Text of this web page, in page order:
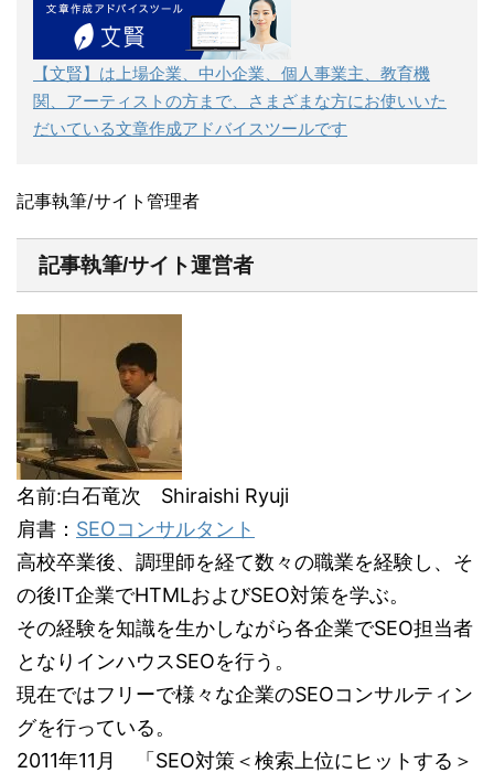
【文賢】は上場企業、中小企業、個人事業主、教育機
関、アーティストの方まで、さまざまな方にお使いいた
だいている文章作成アドバイスツールです
記事執筆/サイト管理者
記事執筆/サイト運営者
名前:白石竜次 Shiraishi Ryuji
肩書： SEOコンサルタント
高校卒業後、調理師を経て数々の職業を経験し、そ
の後IT企業でHTMLおよびSEO対策を学ぶ。
その経験を知識を生かしながら各企業でSEO担当者
となりインハウスSEOを行う。
現在ではフリーで様々な企業のSEOコンサルティン
グを行っている。
2011年11月 「SEO対策＜検索上位にヒットする＞